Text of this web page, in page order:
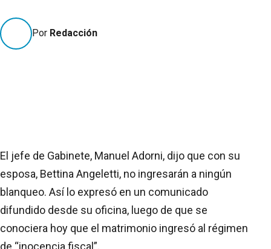
Por Redacción
El jefe de Gabinete, Manuel Adorni, dijo que con su
esposa, Bettina Angeletti, no ingresarán a ningún
blanqueo. Así lo expresó en un comunicado
difundido desde su oficina, luego de que se
conociera hoy que el matrimonio ingresó al régimen
de “inocencia fiscal”.